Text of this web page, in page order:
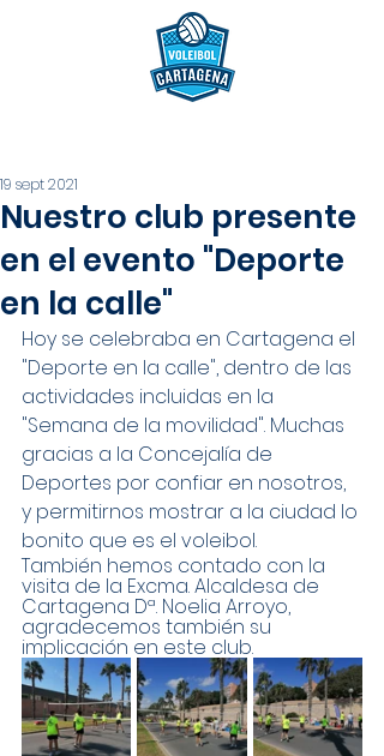
Nuestro club presente
en el evento "Deporte
en la calle"
19 sept 2021
Hoy se celebraba en Cartagena el
"Deporte en la calle", dentro de las
actividades incluidas en la
"Semana de la movilidad". Muchas
gracias a la Concejalía de
Deportes por confiar en nosotros,
y permitirnos mostrar a la ciudad lo
bonito que es el voleibol.
También hemos contado con la
visita de la Excma. Alcaldesa de
Cartagena Dª. Noelia Arroyo,
agradecemos también su
implicación en este club.